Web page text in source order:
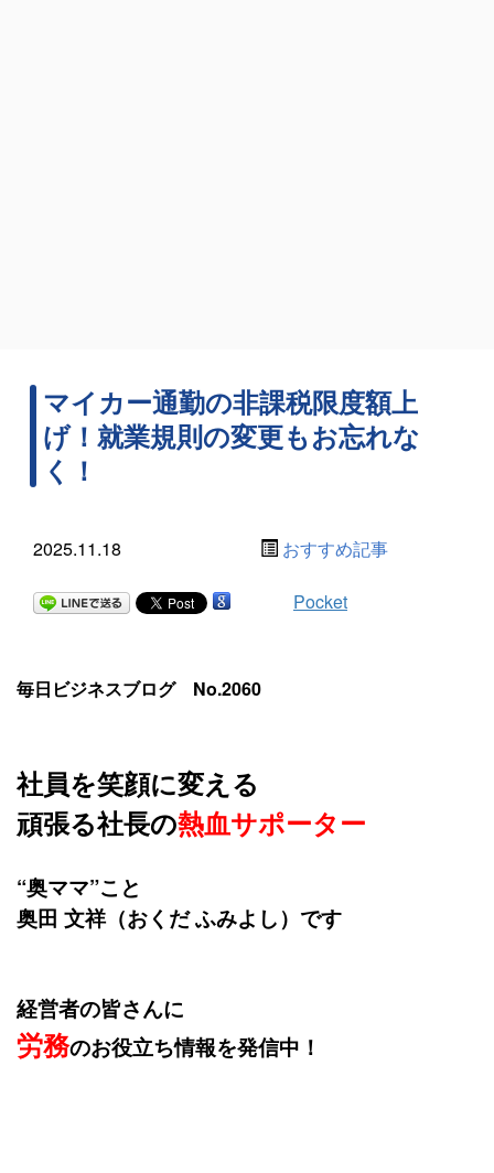
マイカー通勤の非課税限度額上
げ！就業規則の変更もお忘れな
く！
2025.11.18 おすすめ記事
Pocket
毎日ビジネスブログ No.2060
社員を笑顔に変える
頑張る社長の熱血サポーター
“奥ママ”こと
奥田 文祥（おくだ ふみよし）です
経営者の皆さんに
労務のお役立ち情報を発信中！